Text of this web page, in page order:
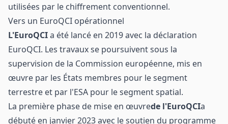
utilisées par le chiffrement conventionnel.
Vers un EuroQCI opérationnel
L'EuroQCIa été lancé en 2019 avec la déclaration
EuroQCI. Les travaux se poursuivent sous la
supervision de la Commission européenne, mis en
œuvre par les États membres pour le segment
terrestre et par l'ESA pour le segment spatial.
La première phase de mise en œuvrede l'EuroQCIa
débuté en janvier 2023 avec le soutien du programme